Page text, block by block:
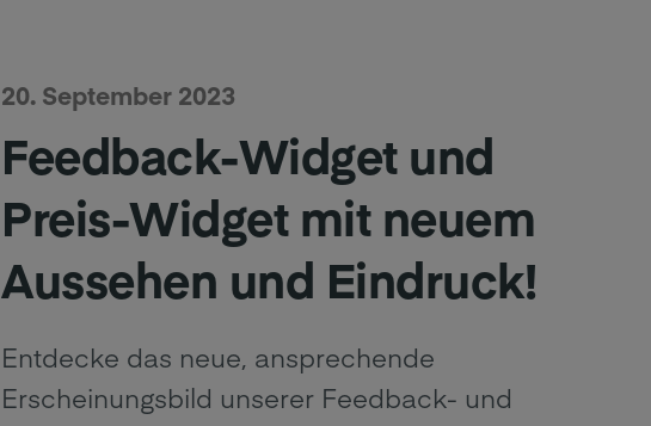
20. September 2023
Feedback-Widget und
Preis-Widget mit neuem
Aussehen und Eindruck!
Entdecke das neue, ansprechende
Erscheinungsbild unserer Feedback- und